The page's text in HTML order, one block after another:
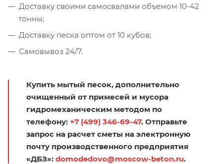
Доставку своими самосвалами объемом 10-42
тонны;
Доставку песка оптом от 10 кубов;
Самовывоз 24/7.
Купить мытый песок, дополнительно
очищенный от примесей и мусора
гидромеханическим методом по
телефону: +7 (499) 346-69-47. Отправьте
запрос на расчет сметы на электронную
почту производственного предприятия
«ДБЗ»: domodedovo@moscow-beton.ru.